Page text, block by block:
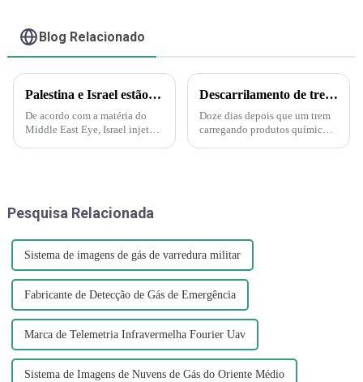
Blog Relacionado
Palestina e Israel estão iniciando uma guerra biológica e química. A Força Delta aparece e injeta gás nervoso em túneis subterrâneos em Gaza!
De acordo com a matéria do
Middle East Eye, Israel injetará
compreensível...
Descarrilamento de trem em Ohio gera medo de substâncias tóxicas entre moradores de cidade pequena.
Doze dias depois que um trem
carregando produtos químicos
Pesquisa Relacionada
Sistema de imagens de gás de varredura militar
Fabricante de Detecção de Gás de Emergência
Marca de Telemetria Infravermelha Fourier Uav
Sistema de Imagens de Nuvens de Gás do Oriente Médio